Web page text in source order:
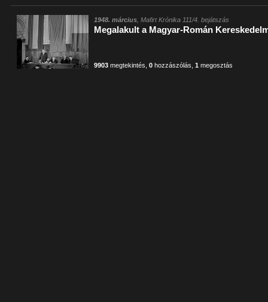
1948. március , Mafirt Krónika 111/4. bejátszás
Megalakult a Magyar-Román
9903 megtekintés ,0 hozzászólás ,1 megosztás